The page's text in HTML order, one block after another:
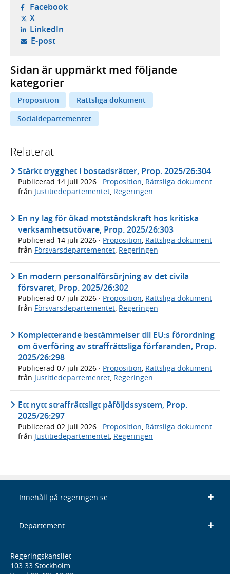
Facebook- öppnas i ny flik, extern webbplats,
X- öppnas i ny flik, extern webbplats,
LinkedIn- öppnas i ny flik, extern webbplats,
E-post- öppnar din e-postklient,
Sidan är uppmärkt med följande
kategorier
Proposition
Rättsliga dokument
Socialdepartementet
Relaterat
Stärkt trygghet i bostadsrätter, Prop. 2025/26:304
Publicerad 14 juli 2026 · Proposition, Rättsliga dokument
från Justitiedepartementet, Regeringen
En ny lag för ökad motståndskraft hos kritiska
verksamhetsutövare, Prop. 2025/26:303
Publicerad 14 juli 2026 · Proposition Rättsliga dokument
från Försvarsdepartementet Regeringen
En modern personalförsörjning av det civila
försvaret, Prop. 2025/26:302
Publicerad 07 juli 2026 · Proposition, Rättsliga dokument
från Försvarsdepartementet, Regeringen
Kompletterande bestämmelser till EU:s förordning
om överföring av straffrättsliga förfaranden, Prop.
2025/26:298
Publicerad 07 juli 2026 · Proposition, Rättsliga dokument
från Justitiedepartementet, Regeringen
Ett nytt straffrättsligt påföljdssystem, Prop.
2025/26:297
Publicerad 02 juli 2026 · Proposition Rättsliga dokument
från Justitiedepartementet Regeringen
Innehåll på regeringen.se
Departement
Regeringskansliet
103 33 Stockholm